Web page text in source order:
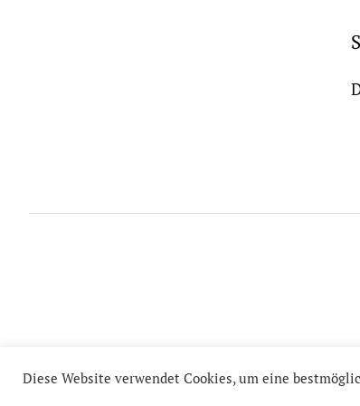
Diese Website verwendet Cookies, um eine